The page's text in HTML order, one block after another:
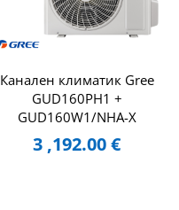
Канален климатик Gree
GUD160PH1 +
GUD160W1/NHA-X
3 ,192.00€